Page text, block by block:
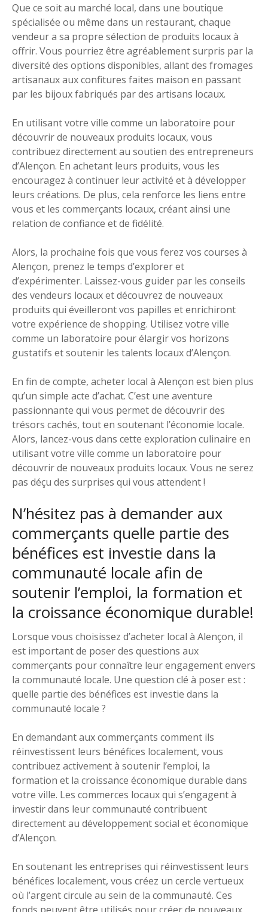
Que ce soit au marché local, dans une boutique
spécialisée ou même dans un restaurant, chaque
vendeur a sa propre sélection de produits locaux à
offrir. Vous pourriez être agréablement surpris par la
diversité des options disponibles, allant des fromages
artisanaux aux confitures faites maison en passant
par les bijoux fabriqués par des artisans locaux.
En utilisant votre ville comme un laboratoire pour
découvrir de nouveaux produits locaux, vous
contribuez directement au soutien des entrepreneurs
d’Alençon. En achetant leurs produits, vous les
encouragez à continuer leur activité et à développer
leurs créations. De plus, cela renforce les liens entre
vous et les commerçants locaux, créant ainsi une
relation de confiance et de fidélité.
Alors, la prochaine fois que vous ferez vos courses à
Alençon, prenez le temps d’explorer et
d’expérimenter. Laissez-vous guider par les conseils
des vendeurs locaux et découvrez de nouveaux
produits qui éveilleront vos papilles et enrichiront
votre expérience de shopping. Utilisez votre ville
comme un laboratoire pour élargir vos horizons
gustatifs et soutenir les talents locaux d’Alençon.
En fin de compte, acheter local à Alençon est bien plus
qu’un simple acte d’achat. C’est une aventure
passionnante qui vous permet de découvrir des
trésors cachés, tout en soutenant l’économie locale.
Alors, lancez-vous dans cette exploration culinaire en
utilisant votre ville comme un laboratoire pour
découvrir de nouveaux produits locaux. Vous ne serez
pas déçu des surprises qui vous attendent !
N’hésitez pas à demander aux
commerçants quelle partie des
bénéfices est investie dans la
communauté locale afin de
soutenir l’emploi, la formation et
la croissance économique durable!
Lorsque vous choisissez d’acheter local à Alençon, il
est important de poser des questions aux
commerçants pour connaître leur engagement envers
la communauté locale. Une question clé à poser est :
quelle partie des bénéfices est investie dans la
communauté locale ?
En demandant aux commerçants comment ils
réinvestissent leurs bénéfices localement, vous
contribuez activement à soutenir l’emploi, la
formation et la croissance économique durable dans
votre ville. Les commerces locaux qui s’engagent à
investir dans leur communauté contribuent
directement au développement social et économique
d’Alençon.
En soutenant les entreprises qui réinvestissent leurs
bénéfices localement, vous créez un cercle vertueux
où l’argent circule au sein de la communauté. Ces